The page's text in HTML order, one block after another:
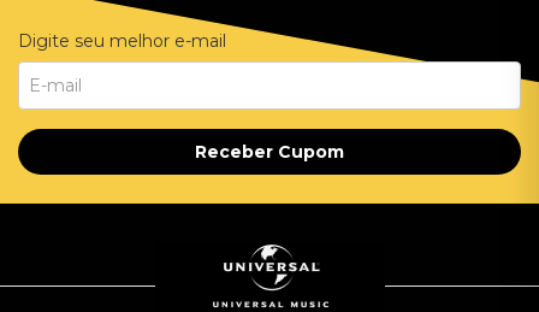
Digite seu melhor e-mail
Receber Cupom